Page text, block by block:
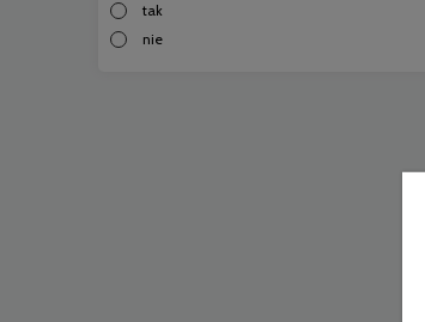
tak
nie